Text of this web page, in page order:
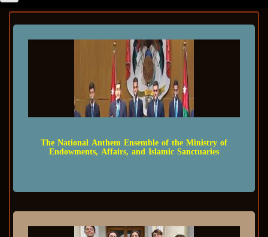
The National Anthem Ensemble of the Ministry of
Endowments, Affairs, and Islamic Sanctuaries